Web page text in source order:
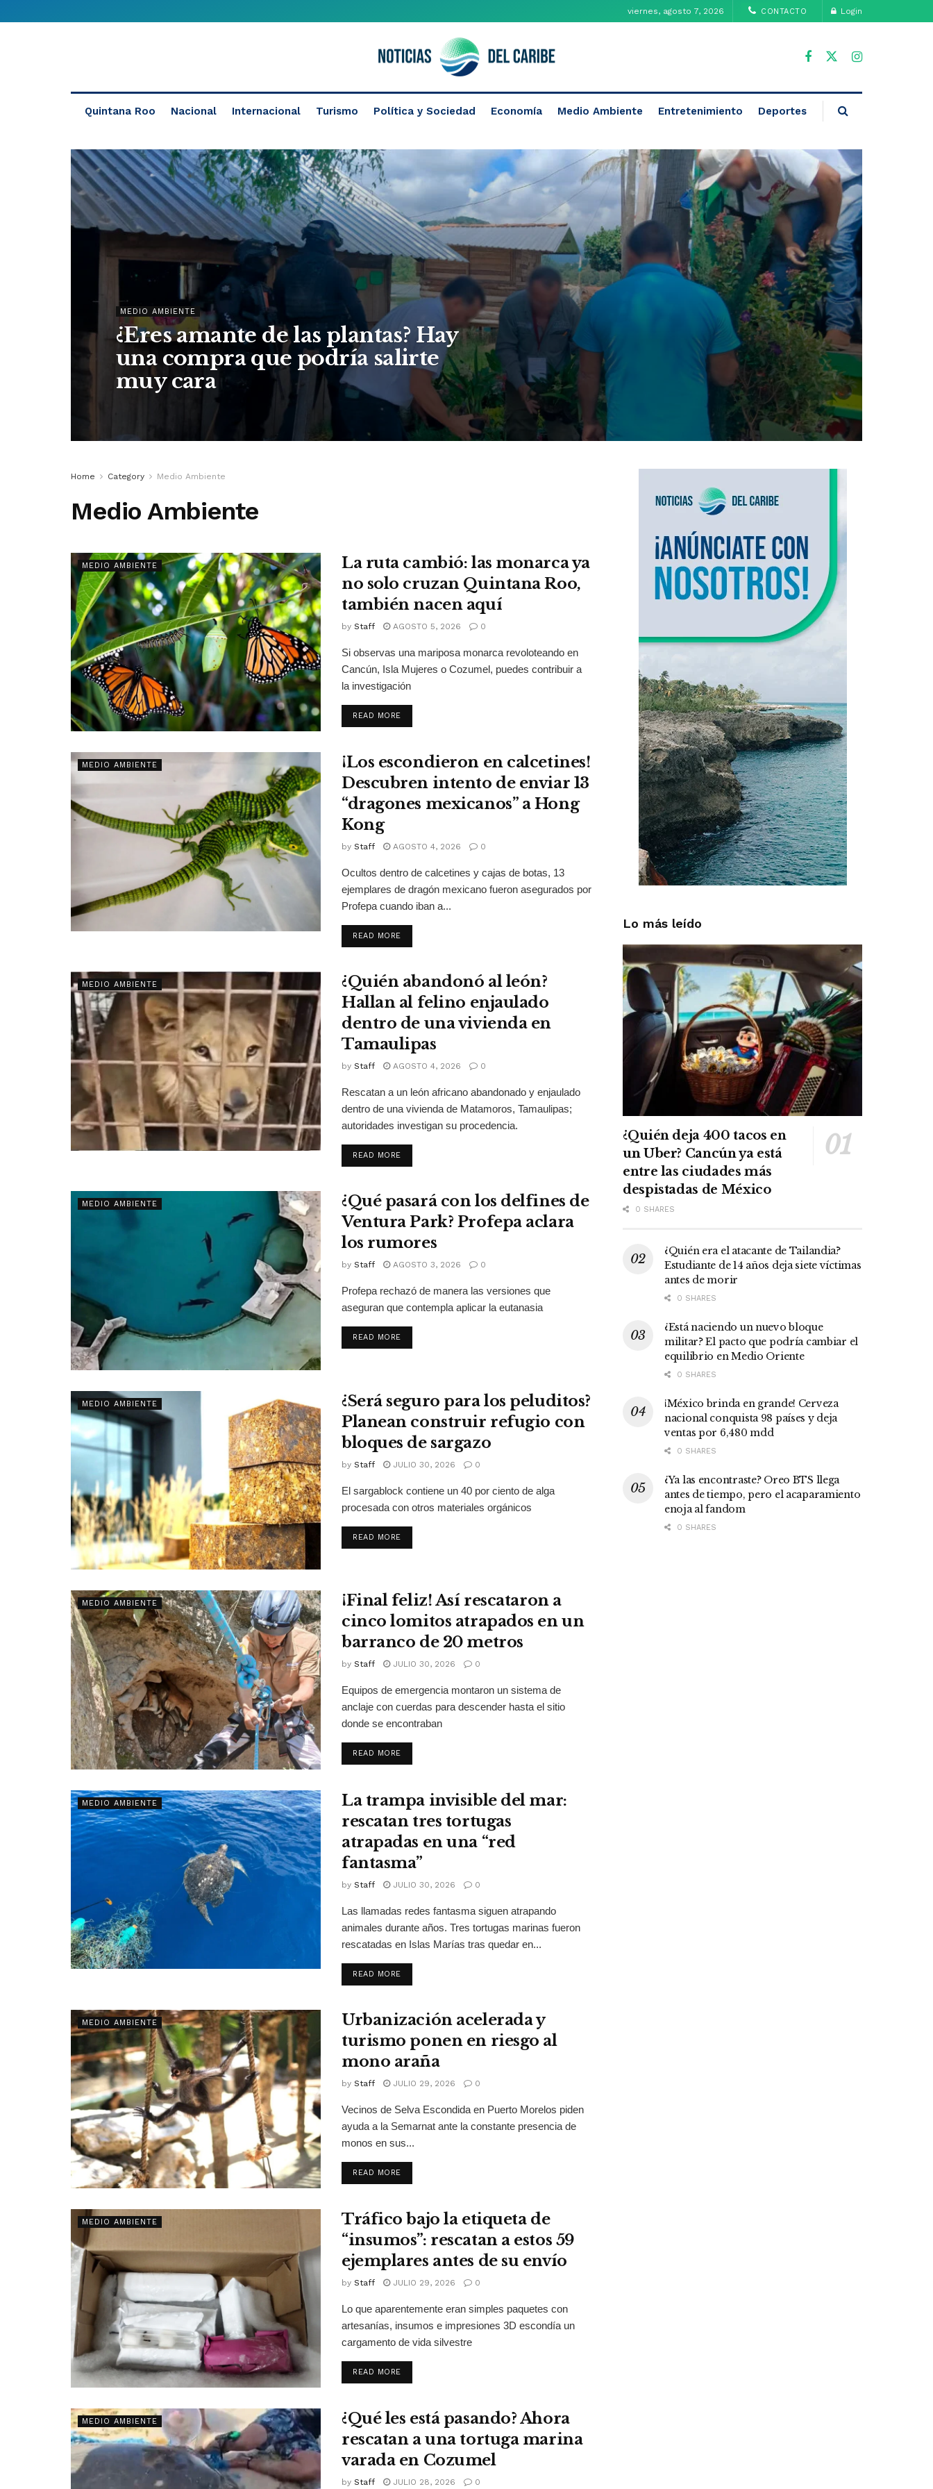
viernes, agosto 7, 2026 CONTACTO Login
Quintana Roo Nacional Internacional Turismo Política y Sociedad Economía Medio Ambiente Entretenimiento Deportes
MEDIO AMBIENTE
¿Eres amante de las plantas? Hay
una compra que podría salirte
muy cara
Home Category Medio Ambiente
Medio Ambiente
MEDIO AMBIENTE
La ruta cambió: las monarca ya
no solo cruzan Quintana Roo,
también nacen aquí
by Staff AGOSTO 5, 2026 0
Si observas una mariposa monarca revoloteando en
Cancún, Isla Mujeres o Cozumel, puedes contribuir a
la investigación
READ MOREDETAILS
MEDIO AMBIENTE
¡Los escondieron en calcetines!
Descubren intento de enviar 13
“dragones mexicanos” a Hong
Kong
by Staff AGOSTO 4, 2026 0
Ocultos dentro de calcetines y cajas de botas, 13
ejemplares de dragón mexicano fueron asegurados por
Profepa cuando iban a...
READ MOREDETAILS
MEDIO AMBIENTE
¿Quién abandonó al león?
Hallan al felino enjaulado
dentro de una vivienda en
Tamaulipas
by Staff AGOSTO 4, 2026 0
Rescatan a un león africano abandonado y enjaulado
dentro de una vivienda de Matamoros, Tamaulipas;
autoridades investigan su procedencia.
READ MOREDETAILS
MEDIO AMBIENTE
¿Qué pasará con los delfines de
Ventura Park? Profepa aclara
los rumores
by Staff AGOSTO 3, 2026 0
Profepa rechazó de manera las versiones que
aseguran que contempla aplicar la eutanasia
READ MOREDETAILS
MEDIO AMBIENTE
¿Será seguro para los peluditos?
Planean construir refugio con
bloques de sargazo
by Staff JULIO 30, 2026 0
El sargablock contiene un 40 por ciento de alga
procesada con otros materiales orgánicos
READ MOREDETAILS
MEDIO AMBIENTE
¡Final feliz! Así rescataron a
cinco lomitos atrapados en un
barranco de 20 metros
by Staff JULIO 30, 2026 0
Equipos de emergencia montaron un sistema de
anclaje con cuerdas para descender hasta el sitio
donde se encontraban
READ MOREDETAILS
MEDIO AMBIENTE
La trampa invisible del mar:
rescatan tres tortugas
atrapadas en una “red
fantasma”
by Staff JULIO 30, 2026 0
Las llamadas redes fantasma siguen atrapando
animales durante años. Tres tortugas marinas fueron
rescatadas en Islas Marías tras quedar en...
READ MOREDETAILS
MEDIO AMBIENTE
Urbanización acelerada y
turismo ponen en riesgo al
mono araña
by Staff JULIO 29, 2026 0
Vecinos de Selva Escondida en Puerto Morelos piden
ayuda a la Semarnat ante la constante presencia de
monos en sus...
READ MOREDETAILS
MEDIO AMBIENTE
Tráfico bajo la etiqueta de
“insumos”: rescatan a estos 59
ejemplares antes de su envío
by Staff JULIO 29, 2026 0
Lo que aparentemente eran simples paquetes con
artesanías, insumos e impresiones 3D escondía un
cargamento de vida silvestre
READ MOREDETAILS
MEDIO AMBIENTE
¿Qué les está pasando? Ahora
rescatan a una tortuga marina
varada en Cozumel
by Staff JULIO 28, 2026 0
Lo más leído
¿Quién deja 400 tacos en
un Uber? Cancún ya está
entre las ciudades más
despistadas de México
0 SHARES
¿Quién era el atacante de Tailandia?
Estudiante de 14 años deja siete víctimas
antes de morir
0 SHARES
¿Está naciendo un nuevo bloque
militar? El pacto que podría cambiar el
equilibrio en Medio Oriente
0 SHARES
¡México brinda en grande! Cerveza
nacional conquista 98 países y deja
ventas por 6,480 mdd
0 SHARES
¿Ya las encontraste? Oreo BTS llega
antes de tiempo, pero el acaparamiento
enoja al fandom
0 SHARES